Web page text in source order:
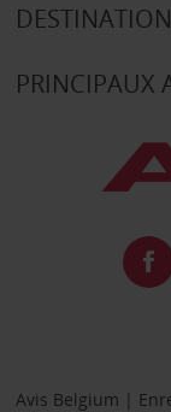
PRINCIPAUX
Avis Belgium |